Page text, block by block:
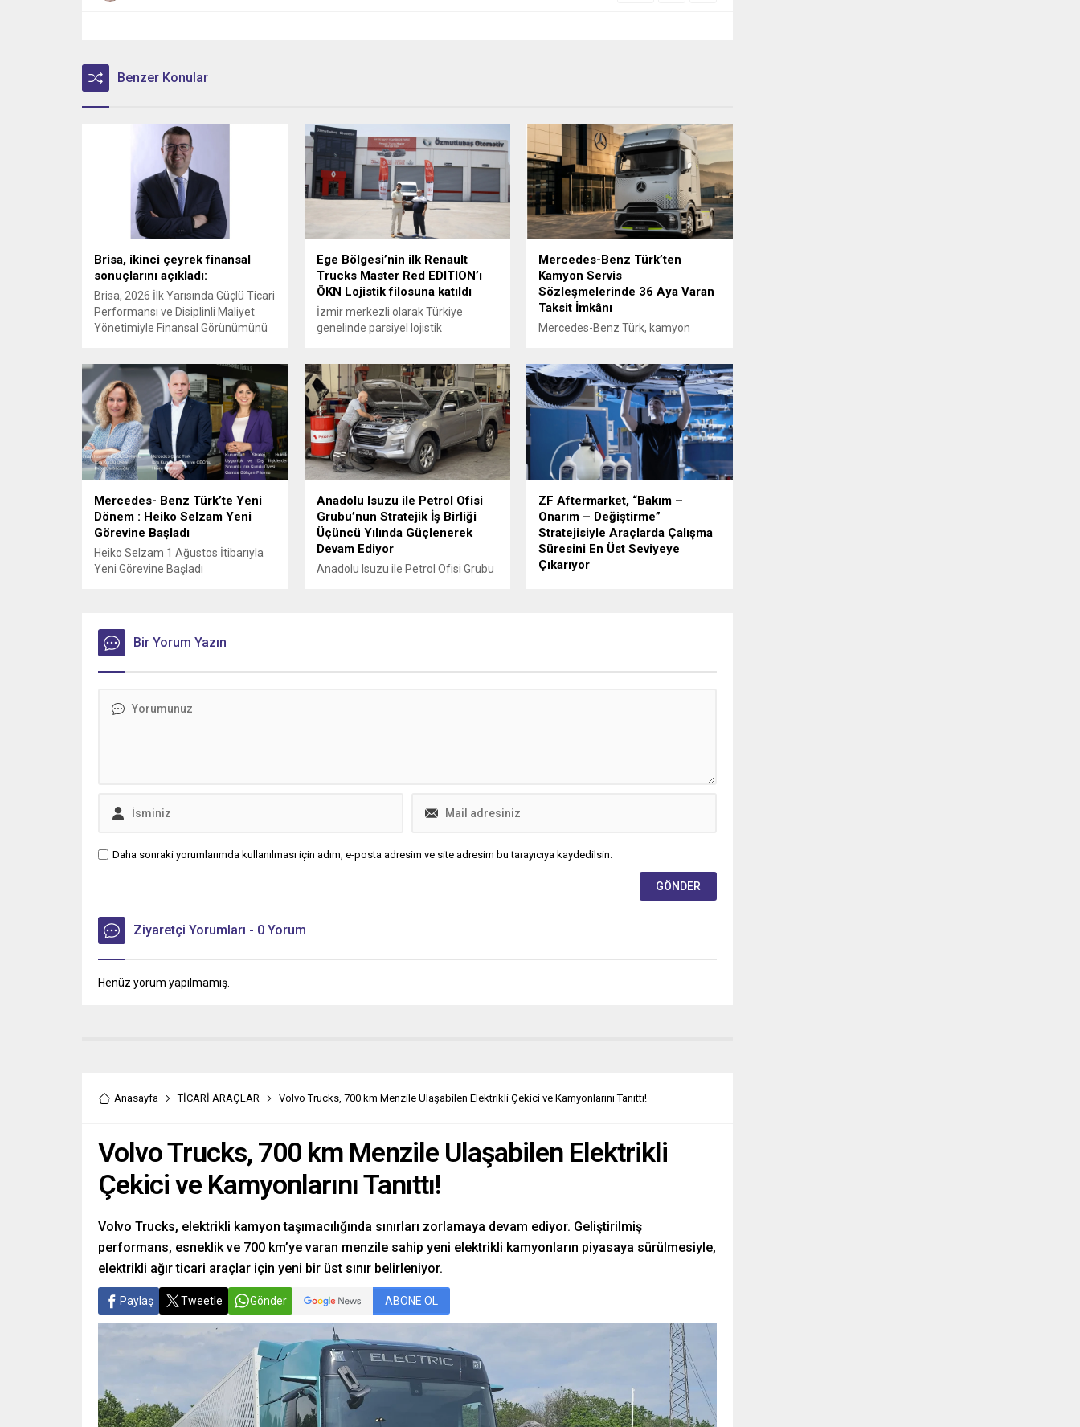
Benzer Konular
Brisa, ikinci çeyrek finansal
sonuçlarını açıkladı:
Brisa, 2026 İlk Yarısında Güçlü Ticari
Performansı ve Disiplinli Maliyet
Yönetimiyle Finansal Görünümünü
Ege Bölgesi’nin ilk Renault
Trucks Master Red EDITION’ı
ÖKN Lojistik filosuna katıldı
İzmir merkezli olarak Türkiye
genelinde parsiyel lojistik
Master Red EDITION panelvanını
filosuna kattı.
Mercedes-Benz Türk’ten
Kamyon Servis
Sözleşmelerinde 36 Aya Varan
Taksit İmkânı
Mercedes-Benz Türk, kamyon
varan taksit imkânıyla bakım ve
servis süreçlerini daha esnek
ödeme seçenekleriyle planlama
fırsatı sunuyor.
Mercedes- Benz Türk’te Yeni
Dönem : Heiko Selzam Yeni
Görevine Başladı
Heiko Selzam 1 Ağustos İtibarıyla
Yeni Görevine Başladı
Anadolu Isuzu ile Petrol Ofisi
Grubu’nun Stratejik İş Birliği
Üçüncü Yılında Güçlenerek
Devam Ediyor
Anadolu Isuzu ile Petrol Ofisi Grubu
ZF Aftermarket, “Bakım –
Onarım – Değiştirme”
Stratejisiyle Araçlarda Çalışma
Süresini En Üst Seviyeye
Çıkarıyor
Bir Yorum Yazın
Daha sonraki yorumlarımda kullanılması için adım, e-posta adresim ve site adresim bu tarayıcıya kaydedilsin.
Ziyaretçi Yorumları - 0 Yorum
Henüz yorum yapılmamış.
Anasayfa TİCARİ ARAÇLAR Volvo Trucks, 700 km Menzile Ulaşabilen Elektrikli Çekici ve Kamyonlarını Tanıttı!
Volvo Trucks, 700 km Menzile Ulaşabilen Elektrikli
Çekici ve Kamyonlarını Tanıttı!
Volvo Trucks, elektrikli kamyon taşımacılığında sınırları zorlamaya devam ediyor. Geliştirilmiş
performans, esneklik ve 700 km’ye varan menzile sahip yeni elektrikli kamyonların piyasaya sürülmesiyle,
elektrikli ağır ticari araçlar için yeni bir üst sınır belirleniyor.
Paylaş Tweetle Gönder ABONE OL